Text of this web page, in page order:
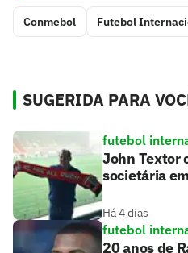
Conmebol Futebol
SUGERIDA PARA
futebol
John Textor
societária
Há 4 dias
futebol
20 anos de